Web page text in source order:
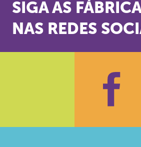
SIGA AS
NAS REDES